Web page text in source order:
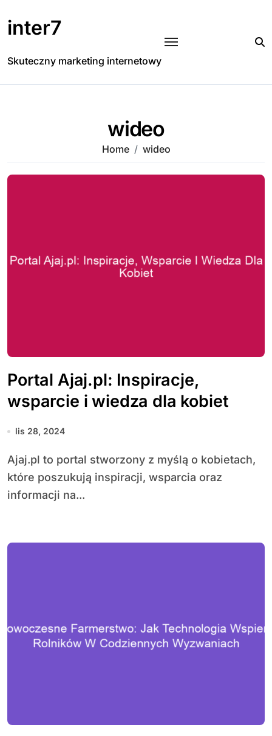
to
content
inter7
Skuteczny marketing internetowy
wideo
Home wideo
Portal Ajaj.pl: Inspiracje,
wsparcie i wiedza dla kobiet
lis 28, 2024
Ajaj.pl to portal stworzony z myślą o kobietach,
które poszukują inspiracji, wsparcia oraz
informacji na...